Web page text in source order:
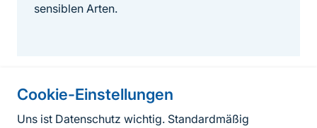
Cookie-Einstellungen
Uns ist Datenschutz wichtig. Standardmäßig
sensiblen Arten.
Informationen zur Seite